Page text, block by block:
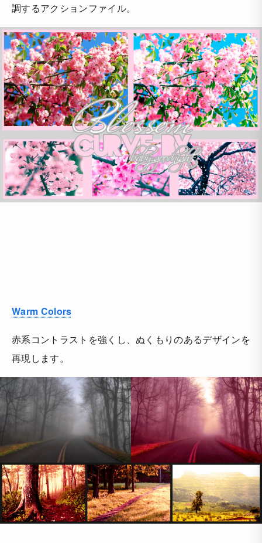
調するアクションファイル。
Warm Colors
赤系コントラストを強くし、ぬくもりのあるデザインを
再現します。